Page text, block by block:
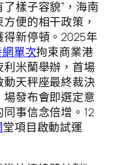
樣子容貌”，海南
便的相干政策，
新停頓。2025年
單次拘束商業港
米蘭舉辦，首場
天秤座最終裁決
發布會即選定意
事信念倍增。12
堂項目啟動試運